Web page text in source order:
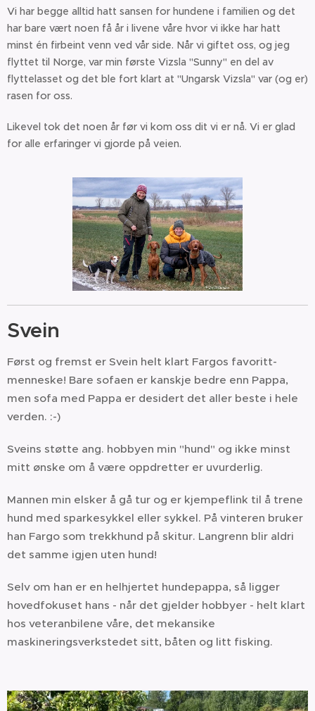
Vi har begge alltid hatt sansen for hundene i familien og det
har bare vært noen få år i livene våre hvor vi ikke har hatt
minst én firbeint venn ved vår side. Når vi giftet oss, og jeg
flyttet til Norge, var min første Vizsla "Sunny" en del av
flyttelasset og det ble fort klart at "Ungarsk Vizsla" var (og er)
rasen for oss.
Likevel tok det noen år før vi kom oss dit vi er nå. Vi er glad
for alle erfaringer vi gjorde på veien.
Svein
Først og fremst er Svein helt klart Fargos favoritt-
menneske! Bare sofaen er kanskje bedre enn Pappa,
men sofa med Pappa er desidert det aller beste i hele
verden. :-)
Sveins støtte ang. hobbyen min "hund" og ikke minst
mitt ønske om å være oppdretter er uvurderlig.
Mannen min elsker å gå tur og er kjempeflink til å trene
hund med sparkesykkel eller sykkel. På vinteren bruker
han Fargo som trekkhund på skitur. Langrenn blir aldri
det samme igjen uten hund!
Selv om han er en helhjertet hundepappa, så ligger
hovedfokuset hans - når det gjelder hobbyer - helt klart
hos veteranbilene våre, det mekansike
maskineringsverkstedet sitt, båten og litt fisking.